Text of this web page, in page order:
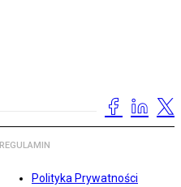
REGULAMIN
Polityka Prywatności